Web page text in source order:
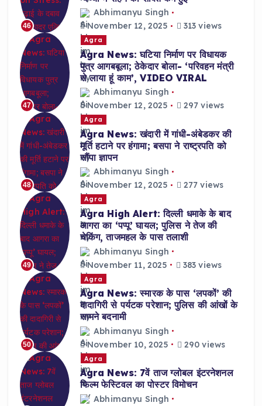
46
Abhimanyu Singh
November 12, 2025
313 views
47
Agra
Agra News: घटिया निर्माण पर विधायक
पुत्र आगबबूला; ठेकेदार बोला- ‘परिवहन मंत्री
से लाया हूं काम’, VIDEO VIRAL
Abhimanyu Singh
November 12, 2025
297 views
48
Agra
Agra News: खंदारी में गांधी-अंबेडकर की
मूर्ति हटाने पर हंगामा; बसपा ने राष्ट्रपति को
सौंपा ज्ञापन
Abhimanyu Singh
November 12, 2025
277 views
49
Agra
Agra High Alert: दिल्ली धमाके के बाद
आगरा का ‘पप्पू’ घायल; पुलिस ने तेज की
चेकिंग, ताजमहल के पास तलाशी
Abhimanyu Singh
November 11, 2025
383 views
50
Agra
Agra News: स्मारक के पास ‘लपकों’ की
दादागिरी से पर्यटक परेशान; पुलिस की आंखों के
सामने बदनामी
Abhimanyu Singh
November 10, 2025
290 views
Agra
Agra News: 7वें ताज ग्लोबल इंटरनेशनल
फिल्म फेस्टिवल का पोस्टर विमोचन
Abhimanyu Singh